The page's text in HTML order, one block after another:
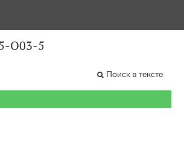
О03-5
Поиск в тексте